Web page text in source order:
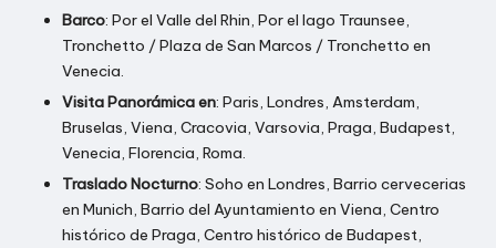
Barco: Por el Valle del Rhin, Por el lago Traunsee,
Tronchetto / Plaza de San Marcos / Tronchetto en
Venecia.
Visita Panorámica en: Paris, Londres, Amsterdam,
Bruselas, Viena, Cracovia, Varsovia, Praga, Budapest,
Venecia, Florencia, Roma.
Traslado Nocturno: Soho en Londres, Barrio cervecerias
en Munich, Barrio del Ayuntamiento en Viena, Centro
histórico de Praga, Centro histórico de Budapest,